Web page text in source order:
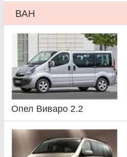
ВАН
Опел Виваро 2.2